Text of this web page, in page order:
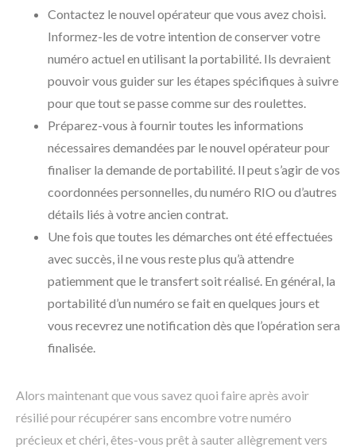
Contactez le nouvel opérateur que vous avez choisi.
Informez-les de votre intention de conserver votre
numéro actuel en utilisant la portabilité. Ils devraient
pouvoir vous guider sur les étapes spécifiques à suivre
pour que tout se passe comme sur des roulettes.
Préparez-vous à fournir toutes les informations
nécessaires demandées par le nouvel opérateur pour
finaliser la demande de portabilité. Il peut s’agir de vos
coordonnées personnelles, du numéro RIO ou d’autres
détails liés à votre ancien contrat.
Une fois que toutes les démarches ont été effectuées
avec succès, il ne vous reste plus qu’à attendre
patiemment que le transfert soit réalisé. En général, la
portabilité d’un numéro se fait en quelques jours et
vous recevrez une notification dès que l’opération sera
finalisée.
Alors maintenant que vous savez quoi faire après avoir
résilié pour récupérer sans encombre votre numéro
précieux et chéri, êtes-vous prêt à sauter allègrement vers